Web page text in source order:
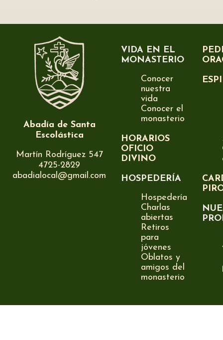
Abadía de Santa
Escolástica
Martín Rodríguez 547
4725-2829
abadialocal@gmail.com
VIDA EN EL
MONASTERIO
Conocer
nuestra
vida
Conocer el
monasterio
HORARIOS
OFICIO
DIVINO
HOSPEDERÍA
Hospedería
Charlas
abiertas
Retiros
para
jóvenes
Oblatos y
amigos del
monasterio